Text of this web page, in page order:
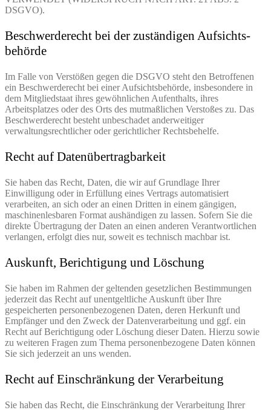
DSGVO).
Beschwerde­recht bei der zuständigen Aufsichts­
behörde
Im Falle von Verstößen gegen die DSGVO steht den Betroffenen
ein Beschwerderecht bei einer Aufsichtsbehörde, insbesondere in
dem Mitgliedstaat ihres gewöhnlichen Aufenthalts, ihres
Arbeitsplatzes oder des Orts des mutmaßlichen Verstoßes zu. Das
Beschwerderecht besteht unbeschadet anderweitiger
verwaltungsrechtlicher oder gerichtlicher Rechtsbehelfe.
Recht auf Daten­übertrag­barkeit
Sie haben das Recht, Daten, die wir auf Grundlage Ihrer
Einwilligung oder in Erfüllung eines Vertrags automatisiert
verarbeiten, an sich oder an einen Dritten in einem gängigen,
maschinenlesbaren Format aushändigen zu lassen. Sofern Sie die
direkte Übertragung der Daten an einen anderen Verantwortlichen
verlangen, erfolgt dies nur, soweit es technisch machbar ist.
Auskunft, Berichtigung und Löschung
Sie haben im Rahmen der geltenden gesetzlichen Bestimmungen
jederzeit das Recht auf unentgeltliche Auskunft über Ihre
gespeicherten personenbezogenen Daten, deren Herkunft und
Empfänger und den Zweck der Datenverarbeitung und ggf. ein
Recht auf Berichtigung oder Löschung dieser Daten. Hierzu sowie
zu weiteren Fragen zum Thema personenbezogene Daten können
Sie sich jederzeit an uns wenden.
Recht auf Einschränkung der Verarbeitung
Sie haben das Recht, die Einschränkung der Verarbeitung Ihrer